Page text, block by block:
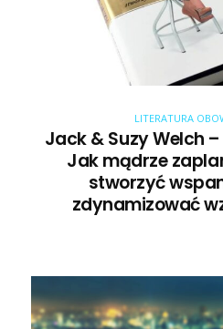
LITERATURA
Jack & Suzy Welch
Jak mądrze
stworzyć
zdynamizować